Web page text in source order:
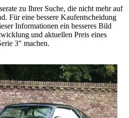
| J-Code (Ram Air)
4 | L-Code
4 | M-Code
| Q-Code
4 | R-Code
zu Ihrer Suche, die nicht mehr auf
Für eine bessere Kaufentscheidung
Informationen ein besseres Bild
und aktuellen Preis eines
3" machen.